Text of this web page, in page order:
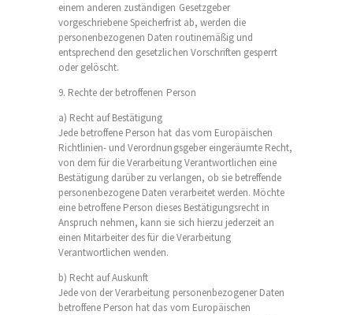
einem anderen zuständigen Gesetzgeber
vorgeschriebene Speicherfrist ab, werden die
personenbezogenen Daten routinemäßig und
entsprechend den gesetzlichen Vorschriften gesperrt
oder gelöscht.
9. Rechte der betroffenen Person
a) Recht auf Bestätigung
Jede betroffene Person hat das vom Europäischen
Richtlinien- und Verordnungsgeber eingeräumte Recht,
von dem für die Verarbeitung Verantwortlichen eine
Bestätigung darüber zu verlangen, ob sie betreffende
personenbezogene Daten verarbeitet werden. Möchte
eine betroffene Person dieses Bestätigungsrecht in
Anspruch nehmen, kann sie sich hierzu jederzeit an
einen Mitarbeiter des für die Verarbeitung
Verantwortlichen wenden.
b) Recht auf Auskunft
Jede von der Verarbeitung personenbezogener Daten
betroffene Person hat das vom Europäischen